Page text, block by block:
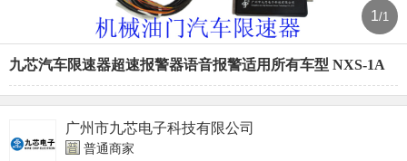
1/1
九芯汽车限速器超速报警器语音报警适用所有车型 NXS-1A
广州市九芯电子科技有限公司
普通商家